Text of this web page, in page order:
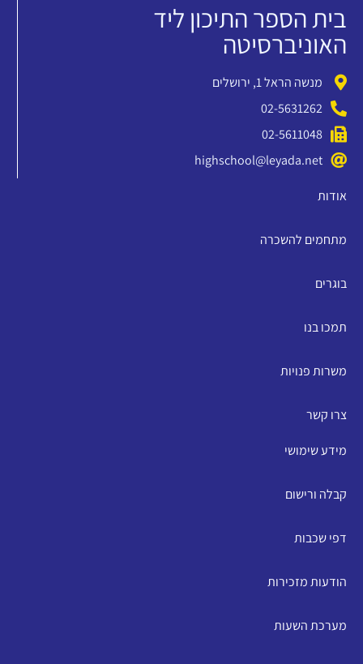
בית הספר התיכון ליד
האוניברסיטה
מנשה הראל 1, ירושלים
02-5631262
02-5611048
highschool@leyada.net
אודות
מתחמים להשכרה
בוגרים
תמכו בנו
משרות פנויות
צרו קשר
מידע שימושי
קבלה ורישום
דפי שכבות
הודעות מזכירות
מערכת השעות